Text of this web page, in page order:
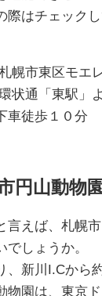
際はチェック
東区モエレ
状通「東駅」
車徒歩１０分
円山動物園
言えば、札幌
しょうか。
、新川I.Cから
物園は、東京